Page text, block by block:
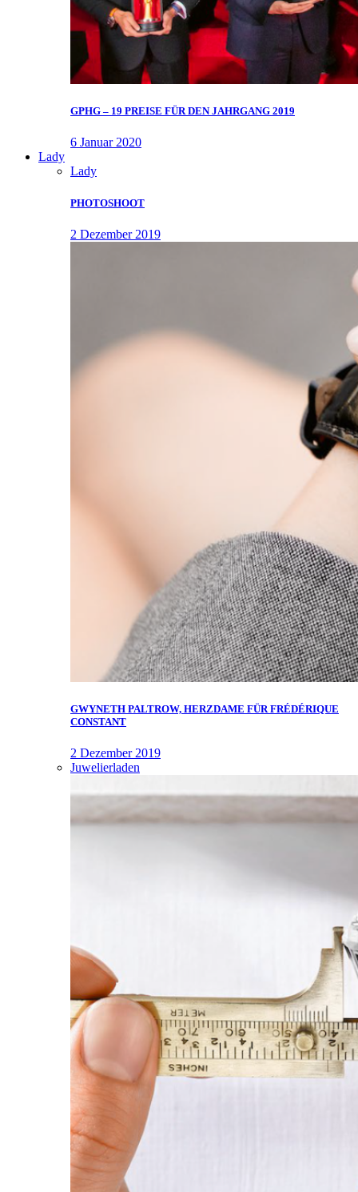
GPHG – 19 PREISE FÜR DEN JAHRGANG 2019
6 Januar 2020
Lady
Lady
PHOTOSHOOT
2 Dezember 2019
GWYNETH PALTROW, HERZDAME FÜR FRÉDÉRIQUE
CONSTANT
2 Dezember 2019
Juwelierladen